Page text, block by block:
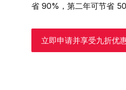
省 90%，第二年可节省
立即申请并享受九折优